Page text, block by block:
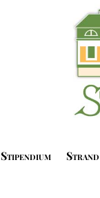
Stipendium Strand